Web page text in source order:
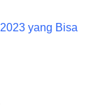
yang Bisa